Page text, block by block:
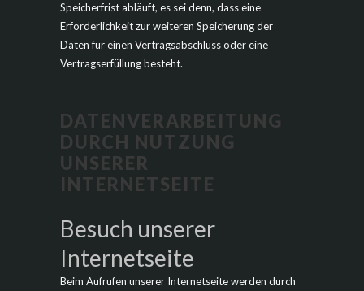
Speicherfrist abläuft, es sei denn, dass eine
Erforderlichkeit zur weiteren Speicherung der
Daten für einen Vertragsabschluss oder eine
Vertragserfüllung besteht.
DATENVERARBEITUNG
DURCH NUTZUNG
UNSERER
INTERNETSEITE
Besuch unserer
Internetseite
Beim Aufrufen unserer Internetseite werden durch